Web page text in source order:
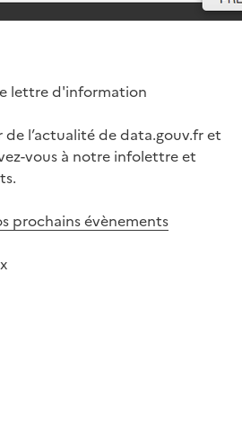
lettre d'information
de l’actualité de data.gouv.fr et
vous à notre infolettre et
prochains évènements